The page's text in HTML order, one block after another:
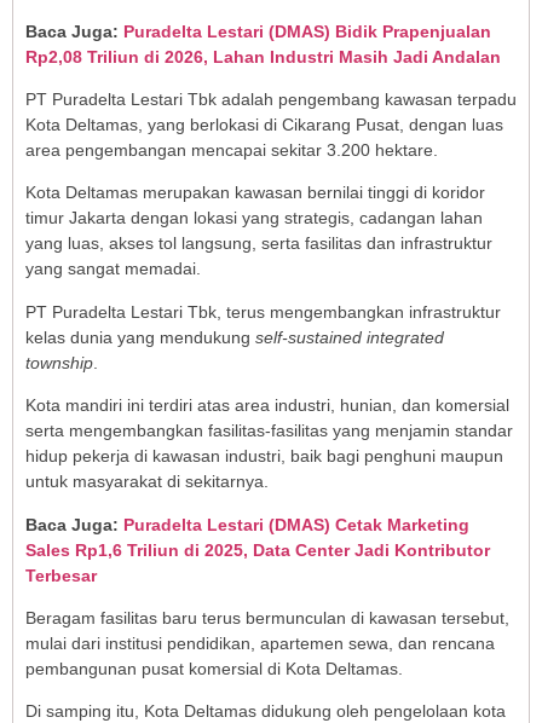
Baca Juga: Puradelta Lestari (DMAS) Bidik Prapenjualan
Rp2,08 Triliun di 2026, Lahan Industri Masih Jadi Andalan
PT Puradelta Lestari Tbk adalah pengembang kawasan terpadu
Kota Deltamas, yang berlokasi di Cikarang Pusat, dengan luas
area pengembangan mencapai sekitar 3.200 hektare.
Kota Deltamas merupakan kawasan bernilai tinggi di koridor
timur Jakarta dengan lokasi yang strategis, cadangan lahan
yang luas, akses tol langsung, serta fasilitas dan infrastruktur
yang sangat memadai.
PT Puradelta Lestari Tbk, terus mengembangkan infrastruktur
kelas dunia yang mendukung self-sustained integrated
township
Kota mandiri ini terdiri atas area industri, hunian, dan komersial
serta mengembangkan fasilitas-fasilitas yang menjamin standar
hidup pekerja di kawasan industri, baik bagi penghuni maupun
untuk masyarakat di sekitarnya.
Baca Juga: Puradelta Lestari (DMAS) Cetak Marketing
Sales Rp1,6 Triliun di 2025, Data Center Jadi Kontributor
Terbesar
Beragam fasilitas baru terus bermunculan di kawasan tersebut,
mulai dari institusi pendidikan, apartemen sewa, dan rencana
pembangunan pusat komersial di Kota Deltamas.
Di samping itu, Kota Deltamas didukung oleh pengelolaan kota